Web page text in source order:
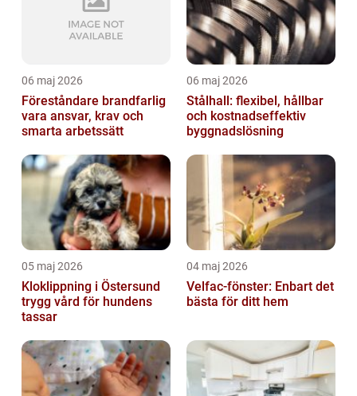
06 maj 2026
Föreståndare brandfarlig
vara ansvar, krav och
smarta arbetssätt
06 maj 2026
Stålhall: flexibel, hållbar
och kostnadseffektiv
byggnadslösning
05 maj 2026
Kloklippning i Östersund
trygg vård för hundens
tassar
04 maj 2026
Velfac-fönster: Enbart det
bästa för ditt hem